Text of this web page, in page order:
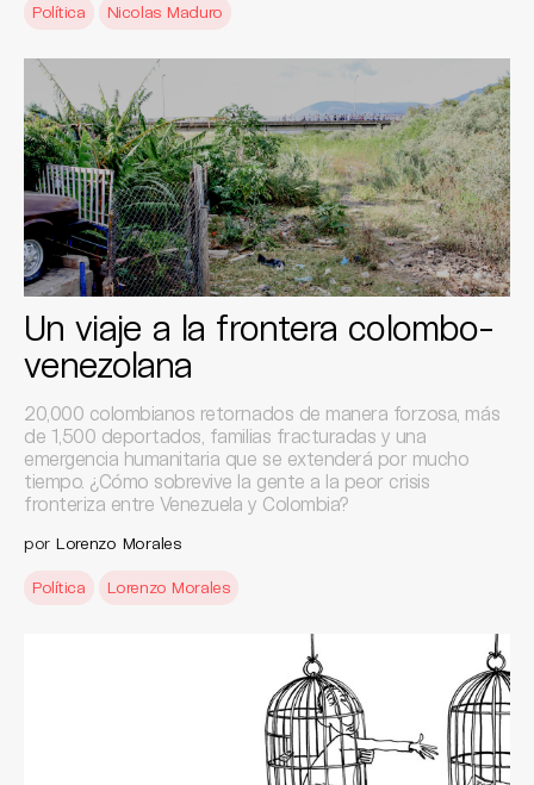
Política Nicolas Maduro
Un viaje a la frontera colombo-
venezolana
20,000 colombianos retornados de manera forzosa, más
de 1,500 deportados, familias fracturadas y una
emergencia humanitaria que se extenderá por mucho
tiempo. ¿Cómo sobrevive la gente a la peor crisis
fronteriza entre Venezuela y Colombia?
por Lorenzo Morales
Política Lorenzo Morales